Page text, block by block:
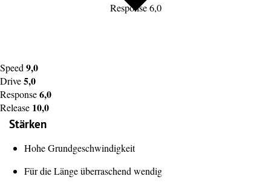
Response 6,0
Speed 9,0
Drive5,0
Response6,0
Release 10,0
Stärken
Hohe Grundgeschwindigkeit
Für die Länge überraschend wendig